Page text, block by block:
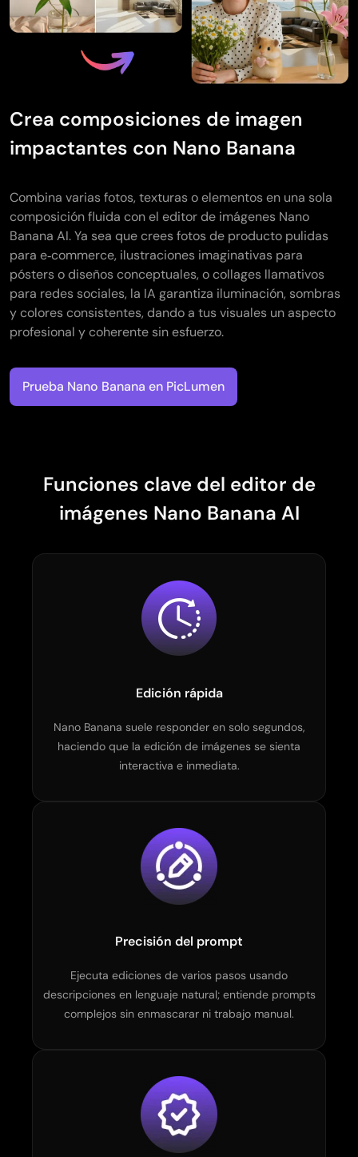
Crea composiciones de imagen
impactantes con Nano Banana
Combina varias fotos, texturas o elementos en una sola
composición fluida con el editor de imágenes Nano
Banana AI. Ya sea que crees fotos de producto pulidas
para e‑commerce, ilustraciones imaginativas para
pósters o diseños conceptuales, o collages llamativos
para redes sociales, la IA garantiza iluminación, sombras
y colores consistentes, dando a tus visuales un aspecto
profesional y coherente sin esfuerzo.
Prueba Nano Banana en PicLumen
Funciones clave del editor de
imágenes Nano Banana AI
Edición rápida
Nano Banana suele responder en solo segundos,
haciendo que la edición de imágenes se sienta
interactiva e inmediata.
Precisión del prompt
Ejecuta ediciones de varios pasos usando
descripciones en lenguaje natural; entiende prompts
complejos sin enmascarar ni trabajo manual.